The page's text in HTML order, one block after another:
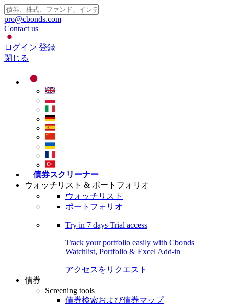
pro@cbonds.com
Contact us
ログイン 登録
閉じる
債券スクリーナー
ウォッチリスト & ポートフォリオ
ウォッチリスト
ポートフォリオ
Try in 7 days Trial access
Track your portfolio easily with Cbonds
Watchlist, Portfolio & Excel Add-in
アクセスをリクエスト
債券
Screening tools
債券検索および債券マップ